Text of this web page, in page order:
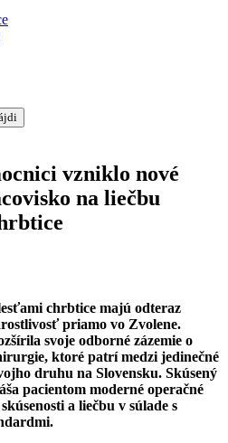
vzniklo nové
na liečbu
chrbtice majú odteraz
priamo vo Zvolene.
svoje odborné zázemie o
ktoré patrí medzi jedinečné
druhu na Slovensku. Skúsený
pacientom moderné operačné
a liečbu v súlade s